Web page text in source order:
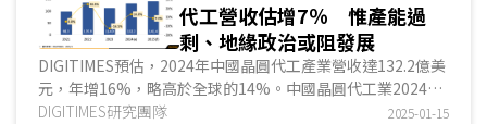
代工營收估增7％ 惟產能過
剩、地緣政治或阻發展
DIGITIMES預估，2024年中國晶圓代工產業營收達132.2億美
元，年增16%，略高於全球的14%。中國晶圓代工業2024年
營收動能回穩，除受惠新產能開出外，主要依靠客戶因應...
DIGITIMES研究團隊 2025-01-15